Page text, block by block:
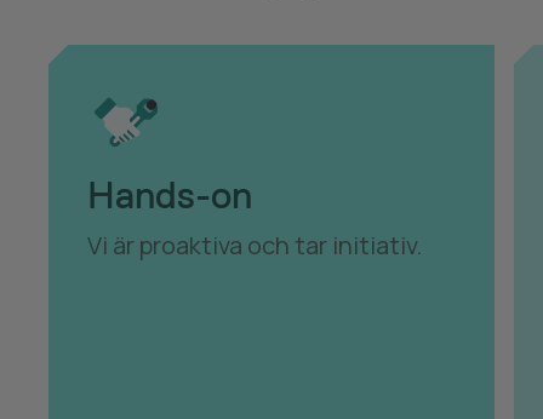
Hands-on
Vi är proaktiva och tar initiativ.